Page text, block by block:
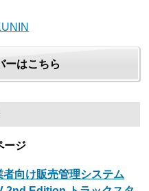
ーはこちら
ージ
者向け販売管理システム